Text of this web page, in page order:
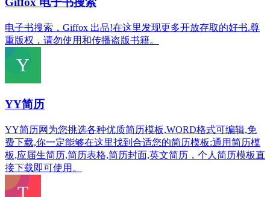
电子书搜索，Giffox 出品!在这里发现更多开放存取的好书.尊
重版权，请勿使用和传播盗版书籍。
YY简历
YY简历网为您挑选各种优质简历模板,WORD格式可编辑,免
费下载,你一定能够在这里找到合适您的简历模板:通用简历模
板,应届生简历,简历表格,简历封面,英文简历，个人简历模板直
接下载即可使用。